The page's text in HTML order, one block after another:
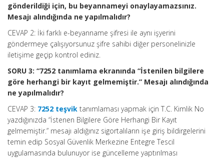
gönderildiği için, bu beyannameyi onaylayamazsınız.
Mesajı alındığında ne yapılmalıdır?
CEVAP 2: İki farklı e-beyanname şifresi ile aynı işyerini
göndermeye çalışıyorsunuz şifre sahibi diğer personelinizle
iletişime geçip kontrol ediniz.
SORU 3: “7252 tanımlama ekranında “İstenilen bilgilere
göre herhangi bir kayıt gelmemiştir.” Mesajı alındığında
ne yapılmalıdır?
CEVAP 3: 7252 teşvik tanımlaması yapmak için T.C. Kimlik No
yazdığınızda “İstenen Bilgilere Göre Herhangi Bir Kayıt
gelmemiştir.” mesajı aldığınız sigortalıların işe giriş bildirgelerini
temin edip Sosyal Güvenlik Merkezine Entegre Tescil
uygulamasında bulunuyor ise güncelleme yaptırılması